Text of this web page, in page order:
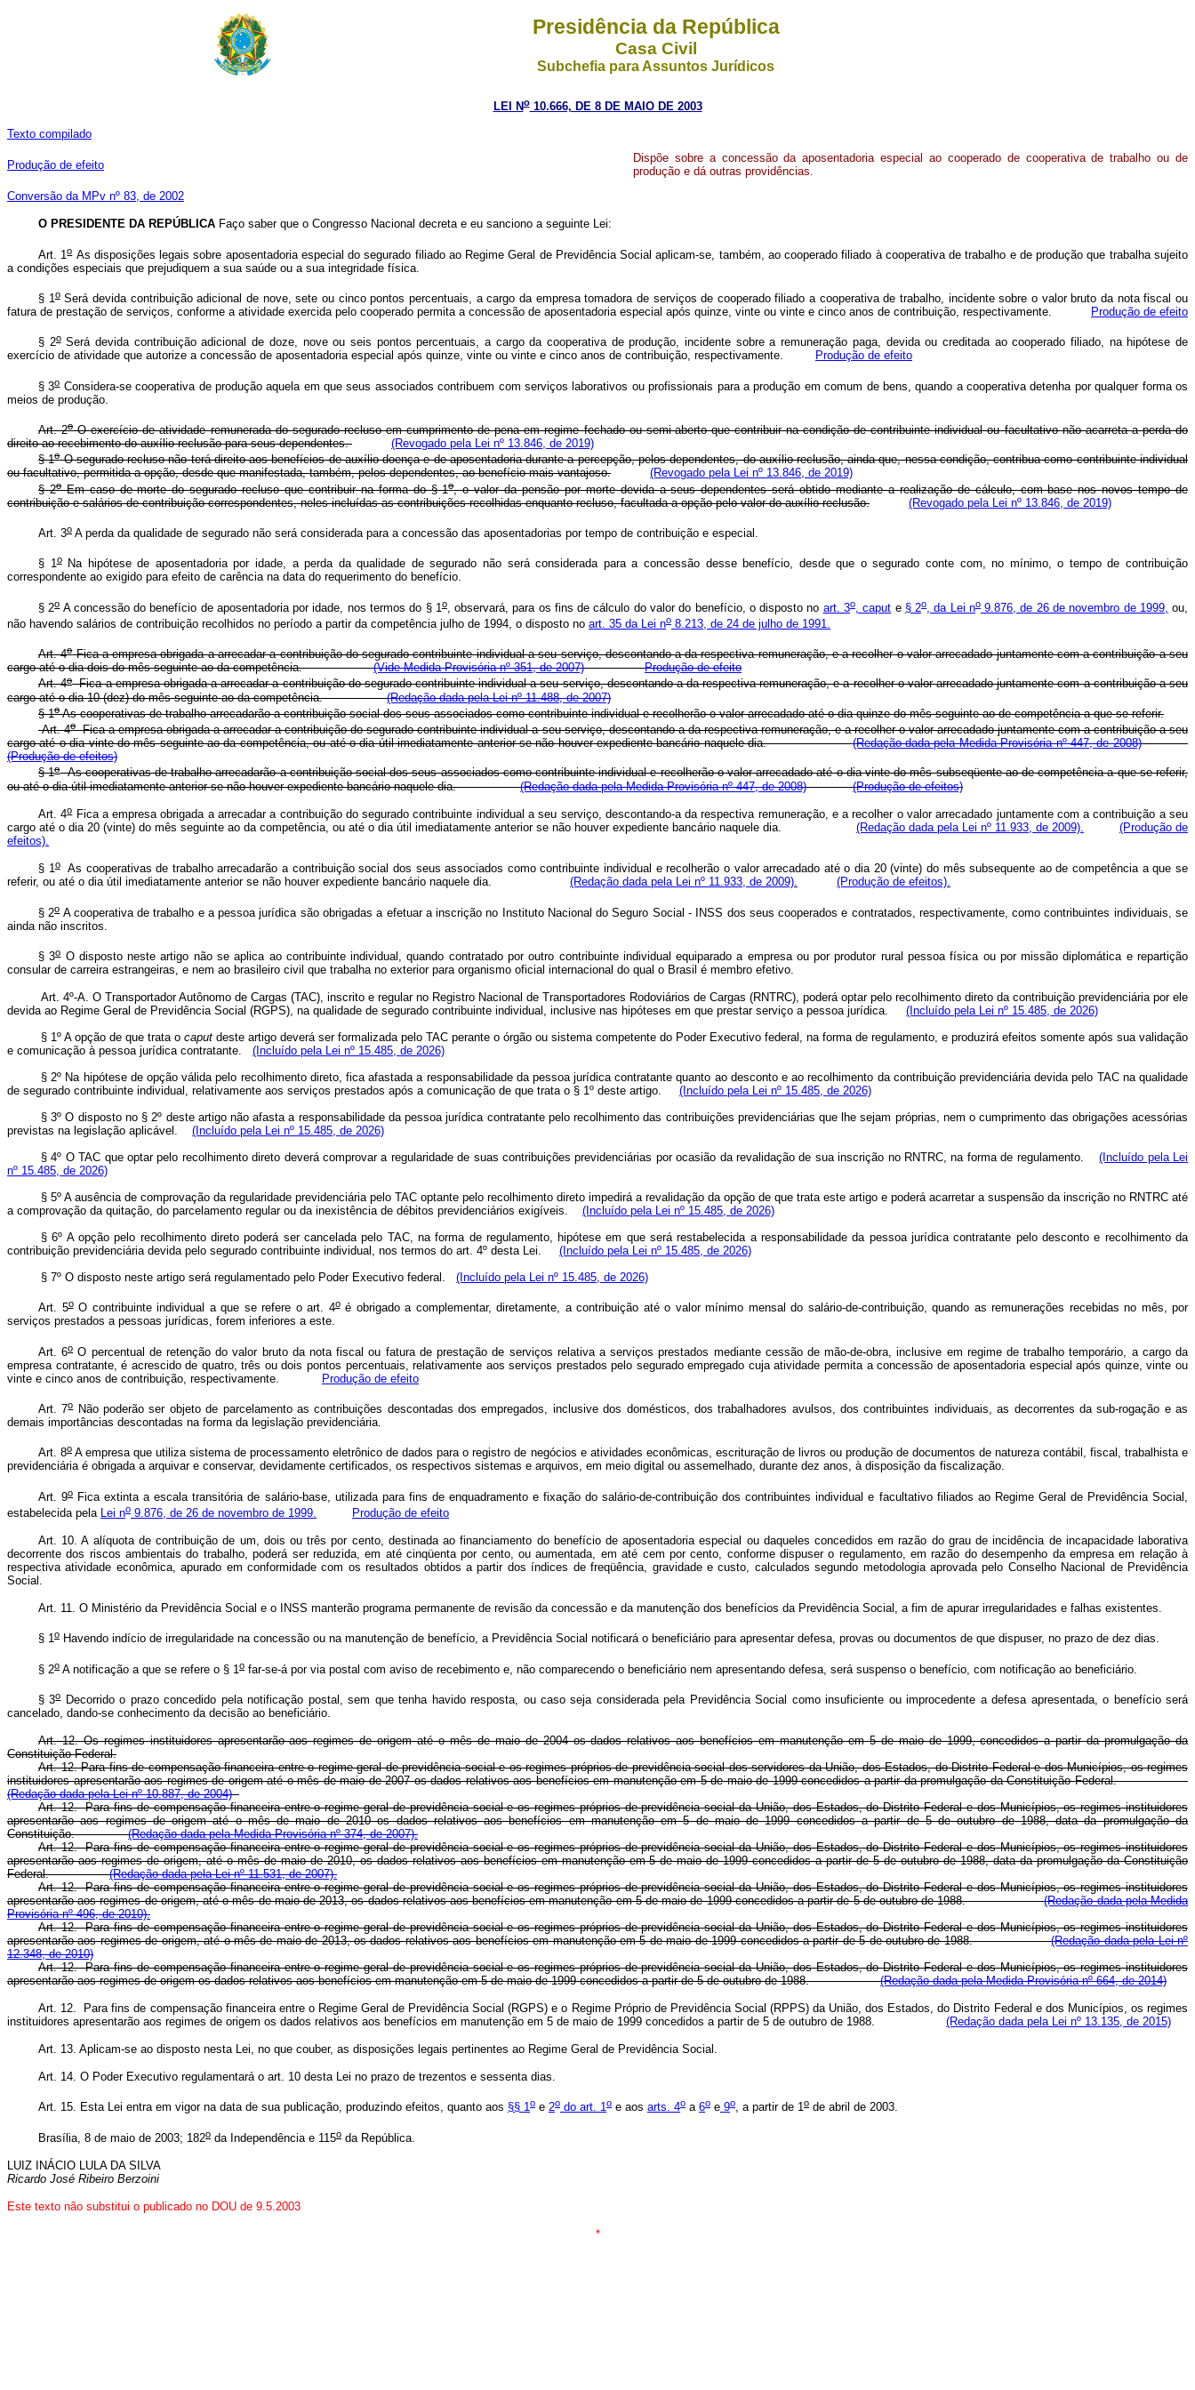
Presidência da República
Casa Civil
Subchefia para Assuntos Jurídicos
LEI No10.666, DE 8 DE MAIO DE 2003
Texto compilado
Produção de efeito
Conversão da MPv nº 83, de 2002
Dispõe sobre a concessão da aposentadoria especial ao cooperado de cooperativa de trabalho ou de
produção e dá outras providências.
O PRESIDENTE DA REPÚBLICA Faço saber que o Congresso Nacional decreta e eu sanciono a seguinte Lei:
Art. 1o As disposições legais sobre aposentadoria especial do segurado filiado ao Regime Geral de Previdência Social aplicam-se, também, ao cooperado filiado à cooperativa de trabalho e de produção que trabalha sujeito
a condições especiais que prejudiquem a sua saúde ou a sua integridade física.
§ 1oSerá devida contribuição adicional de nove, sete ou cinco pontos percentuais, a cargo da empresa tomadora de serviços de cooperado filiado a cooperativa de trabalho, incidente sobre o valor bruto da nota fiscal ou
fatura de prestação de serviços, conforme a atividade exercida pelo cooperado permita a concessão de aposentadoria especial após quinze, vinte ou vinte e cinco anos de contribuição, respectivamente.
Produção de efeito
§ 2oSerá devida contribuição adicional de doze, nove ou seis pontos percentuais, a cargo da cooperativa de produção, incidente sobre a remuneração paga, devida ou creditada ao cooperado filiado, na hipótese de
exercício de atividade que autorize a concessão de aposentadoria especial após quinze, vinte ou vinte e cinco anos de contribuição, respectivamente.
Produção de efeito
§ 3oConsidera-se cooperativa de produção aquela em que seus associados contribuem com serviços laborativos ou profissionais para a produção em comum de bens, quando a cooperativa detenha por qualquer forma os
meios de produção.
Art. 2oO exercício de atividade remunerada do segurado recluso em cumprimento de pena em regime fechado ou semi-aberto que contribuir na condição de contribuinte individual ou facultativo não acarreta a perda do
direito ao recebimento do auxílio-reclusão para seus dependentes.
(Revogado pela Lei nº 13.846, de 2019)
§ 1oO segurado recluso não terá direito aos benefícios de auxílio-doença e de aposentadoria durante a percepção, pelos dependentes, do auxílio-reclusão, ainda que, nessa condição, contribua como contribuinte individual
ou facultativo, permitida a opção, desde que manifestada, também, pelos dependentes, ao benefício mais vantajoso.
(Revogado pela Lei nº 13.846, de 2019)
§ 2oEm caso de morte do segurado recluso que contribuir na forma do § 1o, o valor da pensão por morte devida a seus dependentes será obtido mediante a realização de cálculo, com base nos novos tempo de
contribuição e salários-de-contribuição correspondentes, neles incluídas as contribuições recolhidas enquanto recluso, facultada a opção pelo valor do auxílio-reclusão.
(Revogado pela Lei nº 13.846, de 2019)
Art. 3o A perda da qualidade de segurado não será considerada para a concessão das aposentadorias por tempo de contribuição e especial.
§ 1oNa hipótese de aposentadoria por idade, a perda da qualidade de segurado não será considerada para a concessão desse benefício, desde que o segurado conte com, no mínimo, o tempo de contribuição
correspondente ao exigido para efeito de carência na data do requerimento do benefício.
§ 2oA concessão do benefício de aposentadoria por idade, nos termos do § 1o, observará, para os fins de cálculo do valor do benefício, o disposto no art. 3o, caput e § 2o, da Lei no9.876, de 26 de novembro de 1999, ou,
não havendo salários de contribuição recolhidos no período a partir da competência julho de 1994, o disposto no art. 35 da Lei no 8.213, de 24 de julho de 1991.
Art. 4oFica a empresa obrigada a arrecadar a contribuição do segurado contribuinte individual a seu serviço, descontando-a da respectiva remuneração, e a recolher o valor arrecadado juntamente com a contribuição a seu
cargo até o dia dois do mês seguinte ao da competência.(Vide Medida Provisória nº 351, de 2007)
Produção de efeito
Art. 4oFica a empresa obrigada a arrecadar a contribuição do segurado contribuinte individual a seu serviço, descontando-a da respectiva remuneração, e a recolher o valor arrecadado juntamente com a contribuição a seu
cargo até o dia 10 (dez) do mês seguinte ao da competência.(Redação dada pela Lei nº 11.488, de 2007)
§ 1oAs cooperativas de trabalho arrecadarão a contribuição social dos seus associados como contribuinte individual e recolherão o valor arrecadado até o dia quinze do mês seguinte ao de competência a que se referir.
Art. 4oFica a empresa obrigada a arrecadar a contribuição do segurado contribuinte individual a seu serviço, descontando-a da respectiva remuneração, e a recolher o valor arrecadado juntamente com a contribuição a seu
cargo até o dia vinte do mês seguinte ao da competência, ou até o dia útil imediatamente anterior se não houver expediente bancário naquele dia.(Redação dada pela Medida Provisória nº 447, de 2008)
(Produção de efeitos)
§ 1oAs cooperativas de trabalho arrecadarão a contribuição social dos seus associados como contribuinte individual e recolherão o valor arrecadado até o dia vinte do mês subseqüente ao de competência a que se referir,
ou até o dia útil imediatamente anterior se não houver expediente bancário naquele dia.(Redação dada pela Medida Provisória nº 447, de 2008) (Produção de efeitos)
Art.4oFica a empresa obrigada a arrecadar a contribuição do segurado contribuinte individual a seu serviço, descontando-a da respectiva remuneração, e a recolher o valor arrecadado juntamente com a contribuição a seu
cargo até o dia 20 (vinte) do mês seguinte ao da competência, ou até o dia útil imediatamente anterior se não houver expediente bancário naquele dia. (Redação dada pela Lei nº 11.933, de 2009).
(Produção de
efeitos).
§ 1oAs cooperativas de trabalho arrecadarão a contribuição social dos seus associados como contribuinte individual e recolherão o valor arrecadado até o dia 20 (vinte) do mês subsequente ao de competência a que se
referir, ou até o dia útil imediatamente anterior se não houver expediente bancário naquele dia. (Redação dada pela Lei nº 11.933, de 2009). (Produção de efeitos).
§ 2oA cooperativa de trabalho e a pessoa jurídica são obrigadas a efetuar a inscrição no Instituto Nacional do Seguro Social - INSS dos seus cooperados e contratados, respectivamente, como contribuintes individuais, se
ainda não inscritos.
§ 3oO disposto neste artigo não se aplica ao contribuinte individual, quando contratado por outro contribuinte individual equiparado a empresa ou por produtor rural pessoa física ou por missão diplomática e repartição
consular de carreira estrangeiras, e nem ao brasileiro civil que trabalha no exterior para organismo oficial internacional do qual o Brasil é membro efetivo.
Art. 4º-A. O Transportador Autônomo de Cargas (TAC), inscrito e regular no Registro Nacional de Transportadores Rodoviários de Cargas (RNTRC), poderá optar pelo recolhimento direto da contribuição previdenciária por ele
devida ao Regime Geral de Previdência Social (RGPS), na qualidade de segurado contribuinte individual, inclusive nas hipóteses em que prestar serviço a pessoa jurídica. (Incluído pela Lei nº 15.485, de 2026)
§ 1º A opção de que trata o caput deste artigo deverá ser formalizada pelo TAC perante o órgão ou sistema competente do Poder Executivo federal, na forma de regulamento, e produzirá efeitos somente após sua validação
e comunicação à pessoa jurídica contratante. (Incluído pela Lei nº 15.485, de 2026)
§ 2º Na hipótese de opção válida pelo recolhimento direto, fica afastada a responsabilidade da pessoa jurídica contratante quanto ao desconto e ao recolhimento da contribuição previdenciária devida pelo TAC na qualidade
de segurado contribuinte individual, relativamente aos serviços prestados após a comunicação de que trata o § 1º deste artigo. (Incluído pela Lei nº 15.485, de 2026)
§ 3º O disposto no § 2º deste artigo não afasta a responsabilidade da pessoa jurídica contratante pelo recolhimento das contribuições previdenciárias que lhe sejam próprias, nem o cumprimento das obrigações acessórias
previstas na legislação aplicável. (Incluído pela Lei nº 15.485, de 2026)
§ 4º O TAC que optar pelo recolhimento direto deverá comprovar a regularidade de suas contribuições previdenciárias por ocasião da revalidação de sua inscrição no RNTRC, na forma de regulamento.(Incluído pela Lei
nº 15.485, de 2026)
§ 5º A ausência de comprovação da regularidade previdenciária pelo TAC optante pelo recolhimento direto impedirá a revalidação da opção de que trata este artigo e poderá acarretar a suspensão da inscrição no RNTRC até
a comprovação da quitação, do parcelamento regular ou da inexistência de débitos previdenciários exigíveis. (Incluído pela Lei nº 15.485, de 2026)
§ 6º A opção pelo recolhimento direto poderá ser cancelada pelo TAC, na forma de regulamento, hipótese em que será restabelecida a responsabilidade da pessoa jurídica contratante pelo desconto e recolhimento da
contribuição previdenciária devida pelo segurado contribuinte individual, nos termos do art. 4º desta Lei. (Incluído pela Lei nº 15.485, de 2026)
§ 7º O disposto neste artigo será regulamentado pelo Poder Executivo federal. (Incluído pela Lei nº 15.485, de 2026)
Art. 5oO contribuinte individual a que se refere o art. 4oé obrigado a complementar, diretamente, a contribuição até o valor mínimo mensal do salário-de-contribuição, quando as remunerações recebidas no mês, por
serviços prestados a pessoas jurídicas, forem inferiores a este.
Art. 6oO percentual de retenção do valor bruto da nota fiscal ou fatura de prestação de serviços relativa a serviços prestados mediante cessão de mão-de-obra, inclusive em regime de trabalho temporário, a cargo da
empresa contratante, é acrescido de quatro, três ou dois pontos percentuais, relativamente aos serviços prestados pelo segurado empregado cuja atividade permita a concessão de aposentadoria especial após quinze, vinte ou
vinte e cinco anos de contribuição, respectivamente.
Produção de efeito
Art. 7oNão poderão ser objeto de parcelamento as contribuições descontadas dos empregados, inclusive dos domésticos, dos trabalhadores avulsos, dos contribuintes individuais, as decorrentes da sub-rogação e as
demais importâncias descontadas na forma da legislação previdenciária.
Art. 8o A empresa que utiliza sistema de processamento eletrônico de dados para o registro de negócios e atividades econômicas, escrituração de livros ou produção de documentos de natureza contábil, fiscal, trabalhista e
previdenciária é obrigada a arquivar e conservar, devidamente certificados, os respectivos sistemas e arquivos, em meio digital ou assemelhado, durante dez anos, à disposição da fiscalização.
Art. 9o Fica extinta a escala transitória de salário-base, utilizada para fins de enquadramento e fixação do salário-de-contribuição dos contribuintes individual e facultativo filiados ao Regime Geral de Previdência Social,
estabelecida pela Lei no 9.876, de 26 de novembro de 1999. Produção de efeito
Art. 10. A alíquota de contribuição de um, dois ou três por cento, destinada ao financiamento do benefício de aposentadoria especial ou daqueles concedidos em razão do grau de incidência de incapacidade laborativa
decorrente dos riscos ambientais do trabalho, poderá ser reduzida, em até cinqüenta por cento, ou aumentada, em até cem por cento, conforme dispuser o regulamento, em razão do desempenho da empresa em relação à
respectiva atividade econômica, apurado em conformidade com os resultados obtidos a partir dos índices de freqüência, gravidade e custo, calculados segundo metodologia aprovada pelo Conselho Nacional de Previdência
Social.
Art. 11. O Ministério da Previdência Social e o INSS manterão programa permanente de revisão da concessão e da manutenção dos benefícios da Previdência Social, a fim de apurar irregularidades e falhas existentes.
§ 1o Havendo indício de irregularidade na concessão ou na manutenção de benefício, a Previdência Social notificará o beneficiário para apresentar defesa, provas ou documentos de que dispuser, no prazo de dez dias.
§ 2o A notificação a que se refere o § 1o far-se-á por via postal com aviso de recebimento e, não comparecendo o beneficiário nem apresentando defesa, será suspenso o benefício, com notificação ao beneficiário.
§ 3oDecorrido o prazo concedido pela notificação postal, sem que tenha havido resposta, ou caso seja considerada pela Previdência Social como insuficiente ou improcedente a defesa apresentada, o benefício será
cancelado, dando-se conhecimento da decisão ao beneficiário.
Art. 12. Os regimes instituidores apresentarão aos regimes de origem até o mês de maio de 2004 os dados relativos aos benefícios em manutenção em 5 de maio de 1999, concedidos a partir da promulgação da
Constituição Federal.
Art. 12. Para fins de compensação financeira entre o regime geral de previdência social e os regimes próprios de previdência social dos servidores da União, dos Estados, do Distrito Federal e dos Municípios, os regimes
instituidores apresentarão aos regimes de origem até o mês de maio de 2007 os dados relativos aos benefícios em manutenção em 5 de maio de 1999 concedidos a partir da promulgação da Constituição Federal.
(Redação dada pela Lei nº 10.887, de 2004)
Art. 12. Para fins de compensação financeira entre o regime geral de previdência social e os regimes próprios de previdência social da União, dos Estados, do Distrito Federal e dos Municípios, os regimes instituidores
apresentarão aos regimes de origem até o mês de maio de 2010 os dados relativos aos benefícios em manutenção em 5 de maio de 1999 concedidos a partir de 5 de outubro de 1988, data da promulgação da
Constituição.(Redação dada pela Medida Provisória nº 374, de 2007).
Art. 12. Para fins de compensação financeira entre o regime geral de previdência social e os regimes próprios de previdência social da União, dos Estados, do Distrito Federal e dos Municípios, os regimes instituidores
apresentarão aos regimes de origem, até o mês de maio de 2010, os dados relativos aos benefícios em manutenção em 5 de maio de 1999 concedidos a partir de 5 de outubro de 1988, data da promulgação da Constituição
Federal.(Redação dada pela Lei nº 11.531, de 2007).
Art. 12. Para fins de compensação financeira entre o regime geral de previdência social e os regimes próprios de previdência social da União, dos Estados, do Distrito Federal e dos Municípios, os regimes instituidores
apresentarão aos regimes de origem, até o mês de maio de 2013, os dados relativos aos benefícios em manutenção em 5 de maio de 1999 concedidos a partir de 5 de outubro de 1988.(Redação dada pela Medida
Provisória nº 496, de 2010).
Art. 12. Para fins de compensação financeira entre o regime geral de previdência social e os regimes próprios de previdência social da União, dos Estados, do Distrito Federal e dos Municípios, os regimes instituidores
apresentarão aos regimes de origem, até o mês de maio de 2013, os dados relativos aos benefícios em manutenção em 5 de maio de 1999 concedidos a partir de 5 de outubro de 1988.(Redação dada pela Lei nº
12.348, de 2010)
Art. 12. Para fins de compensação financeira entre o regime geral de previdência social e os regimes próprios de previdência social da União, dos Estados, do Distrito Federal e dos Municípios, os regimes instituidores
apresentarão aos regimes de origem os dados relativos aos benefícios em manutenção em 5 de maio de 1999 concedidos a partir de 5 de outubro de 1988.(Redação dada pela Medida Provisória nº 664, de 2014)
Art. 12. Para fins de compensação financeira entre o Regime Geral de Previdência Social (RGPS) e o Regime Próprio de Previdência Social (RPPS) da União, dos Estados, do Distrito Federal e dos Municípios, os regimes
instituidores apresentarão aos regimes de origem os dados relativos aos benefícios em manutenção em 5 de maio de 1999 concedidos a partir de 5 de outubro de 1988. (Redação dada pela Lei nº 13.135, de 2015)
Art. 13. Aplicam-se ao disposto nesta Lei, no que couber, as disposições legais pertinentes ao Regime Geral de Previdência Social.
Art. 14. O Poder Executivo regulamentará o art. 10 desta Lei no prazo de trezentos e sessenta dias.
Art. 15. Esta Lei entra em vigor na data de sua publicação, produzindo efeitos, quanto aos §§ 1o e 2o do art. 1o e aos arts. 4o a 6o e 9o, a partir de 1o de abril de 2003.
Brasília, 8 de maio de 2003; 182o da Independência e 115o da República.
LUIZ INÁCIO LULA DA SILVA
Ricardo José Ribeiro Berzoini
Este texto não substitui o publicado no DOU de 9.5.2003
*